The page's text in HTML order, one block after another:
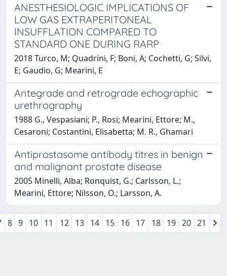
ANESTHESIOLOGIC IMPLICATIONS OF
LOW GAS EXTRAPERITONEAL
INSUFFLATION COMPARED TO
STANDARD ONE DURING RARP
2018 Turco, M; Quadrini, F; Boni, A; Cochetti, G; Silvi,
E; Gaudio, G; Mearini, E
Antegrade and retrograde echographic
urethrography
1988 G., Vespasiani; P., Rosi; Mearini, Ettore; M.,
Cesaroni; Costantini, Elisabetta; M. R., Ghamari
Antiprostasome antibody titres in benign
and malignant prostate disease
2005 Minelli, Alba; Ronquist, G.; Carlsson, L.;
Mearini, Ettore; Nilsson, O.; Larsson, A.
8 9 10 11 12 13 14 15 16 17 18 19 20 21